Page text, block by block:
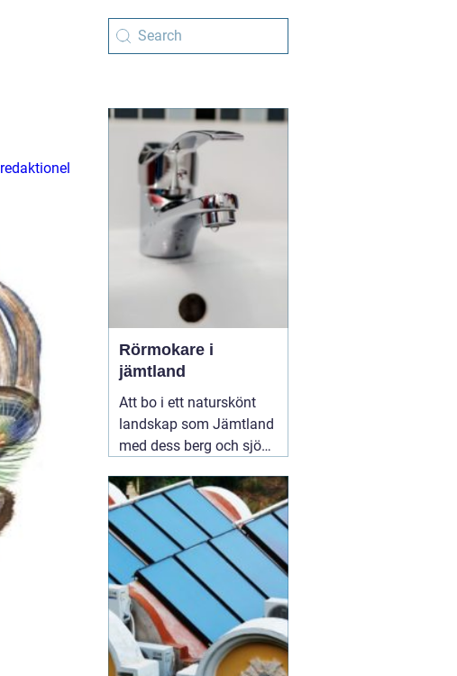
redaktionel
Rörmokare i
jämtland
Att bo i ett naturskönt
landskap som Jämtland
med dess berg och sjöar
Dock kan det kalla
klimatet och det
avlägsna läget innebära
utmaningar när det
kommer till vatten- och
värmeförsörjning,
augusti 2026